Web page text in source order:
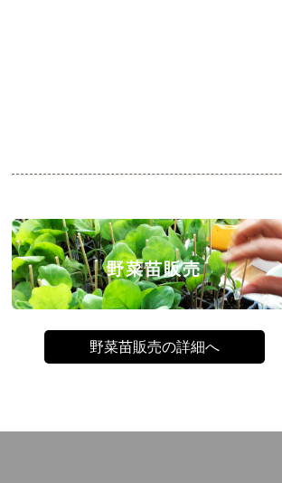
野菜苗販売
野菜苗販売の詳細へ